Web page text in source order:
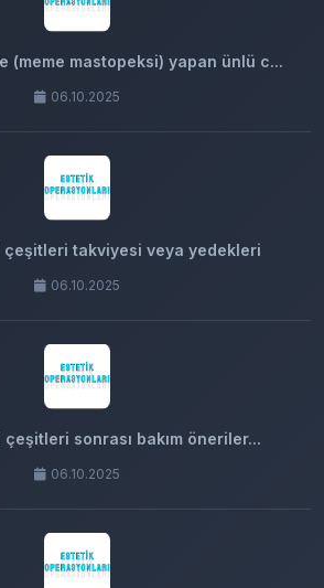
(meme mastopeksi) yapan ünlü c...
06.10.2025
çeşitleri takviyesi veya yedekleri
06.10.2025
sonrası bakım öneriler...
06.10.2025